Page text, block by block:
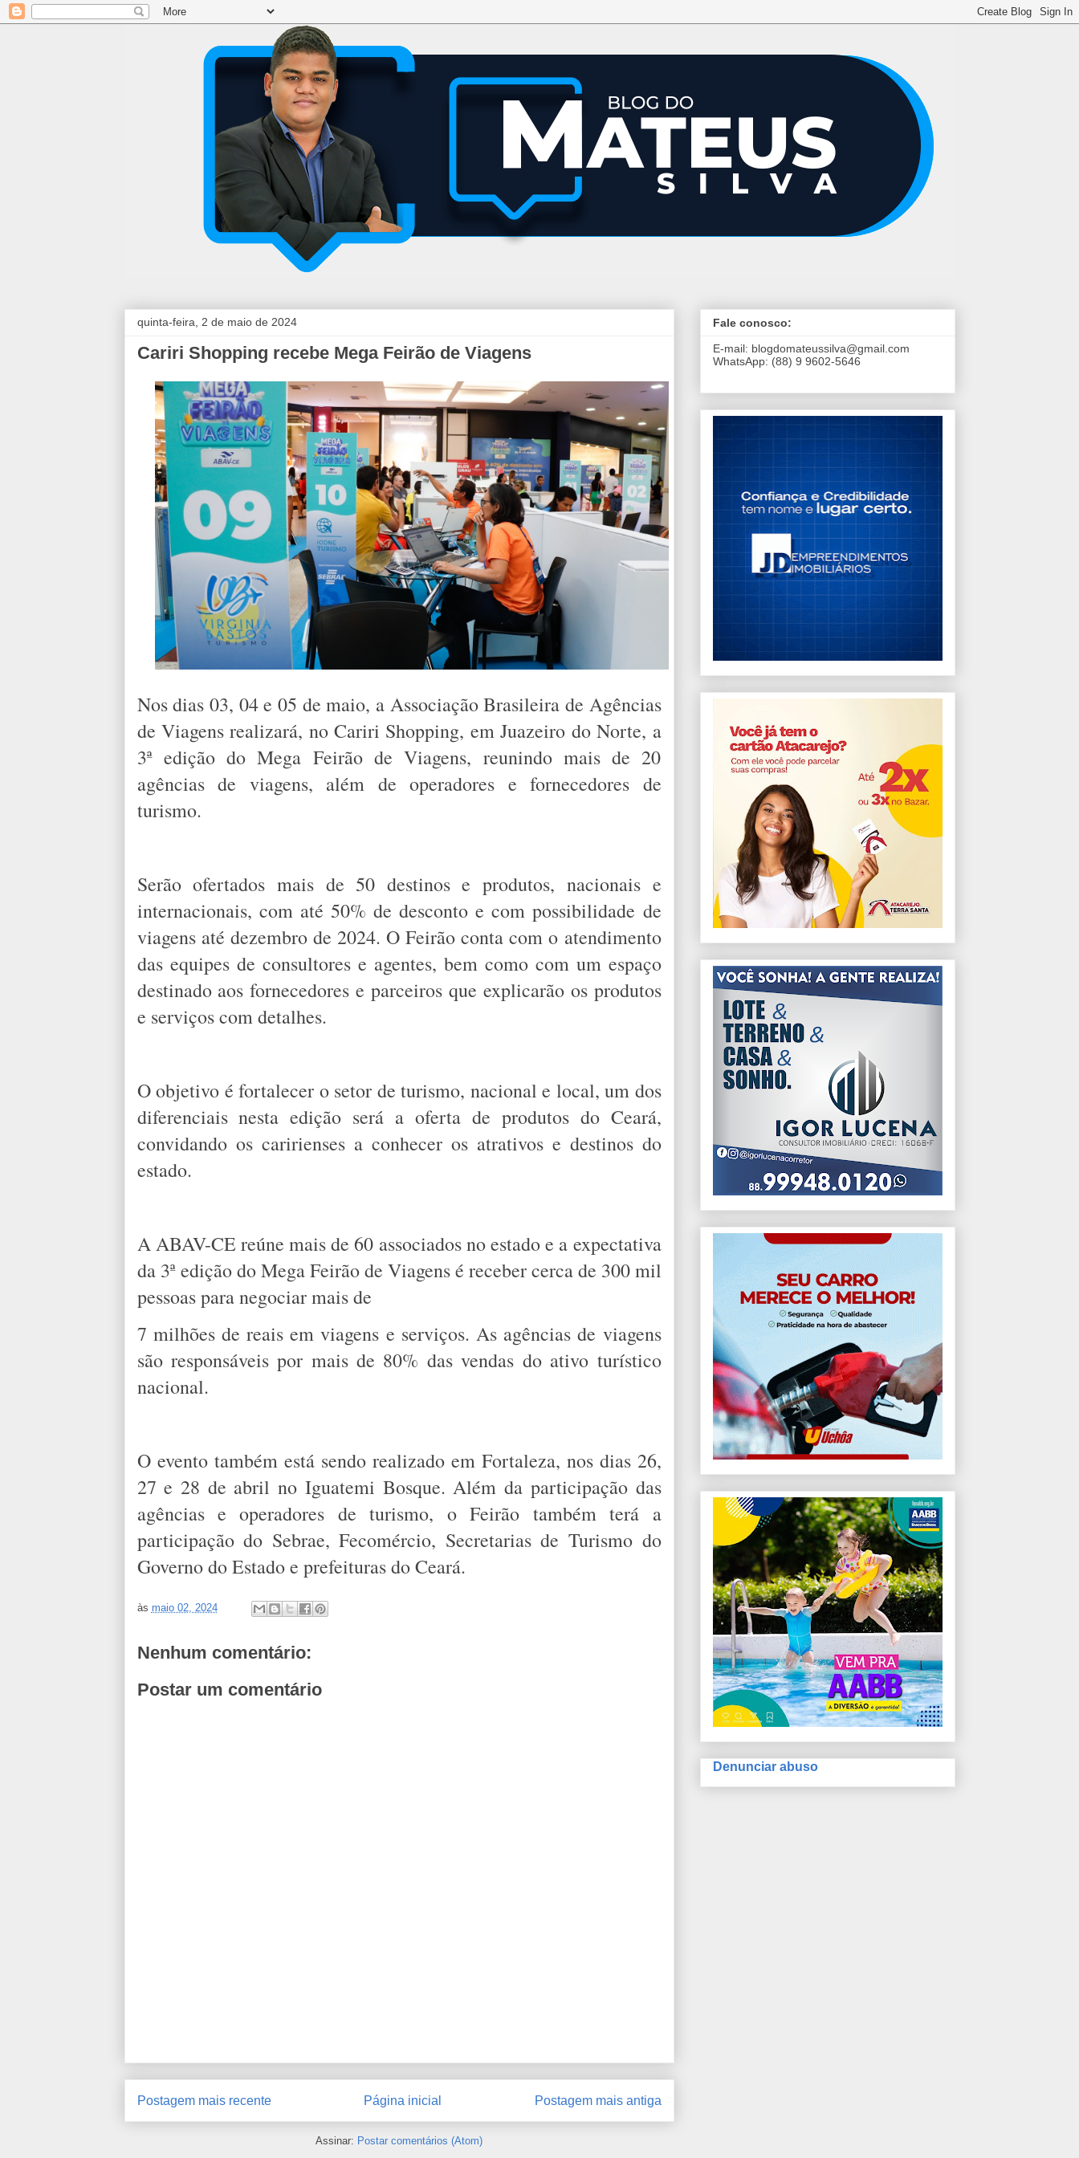
quinta-feira, 2 de maio de 2024
Cariri Shopping recebe Mega Feirão de Viagens
Nos dias 03, 04 e 05 de maio, a Associação Brasileira de Agências
de Viagens realizará, no Cariri Shopping, em Juazeiro do Norte, a
3ª edição do Mega Feirão de Viagens, reunindo mais de 20
agências de viagens, além de operadores e fornecedores de
turismo.
Serão ofertados mais de 50 destinos e produtos, nacionais e
internacionais, com até 50% de desconto e com possibilidade de
viagens até dezembro de 2024. O Feirão conta com o atendimento
das equipes de consultores e agentes, bem como com um espaço
destinado aos fornecedores e parceiros que explicarão os produtos
e serviços com detalhes.
O objetivo é fortalecer o setor de turismo, nacional e local, um dos
diferenciais nesta edição será a oferta de produtos do Ceará,
convidando os caririenses a conhecer os atrativos e destinos do
estado.
A ABAV-CE reúne mais de 60 associados no estado e a expectativa
da 3ª edição do Mega Feirão de Viagens é receber cerca de 300 mil
pessoas para negociar mais de
7 milhões de reais em viagens e serviços. As agências de viagens
são responsáveis por mais de 80% das vendas do ativo turístico
nacional.
O evento também está sendo realizado em Fortaleza, nos dias 26,
27 e 28 de abril no Iguatemi Bosque. Além da participação das
agências e operadores de turismo, o Feirão também terá a
participação do Sebrae, Fecomércio, Secretarias de Turismo do
Governo do Estado e prefeituras do Ceará.
às maio 02, 2024
Nenhum comentário:
Postar um comentário
Postagem mais recente Postagem mais antiga
Página inicial
Assinar: Postar comentários (Atom)
Fale conosco:
E-mail: blogdomateussilva@gmail.com
WhatsApp: (88) 9 9602-5646
Denunciar abuso